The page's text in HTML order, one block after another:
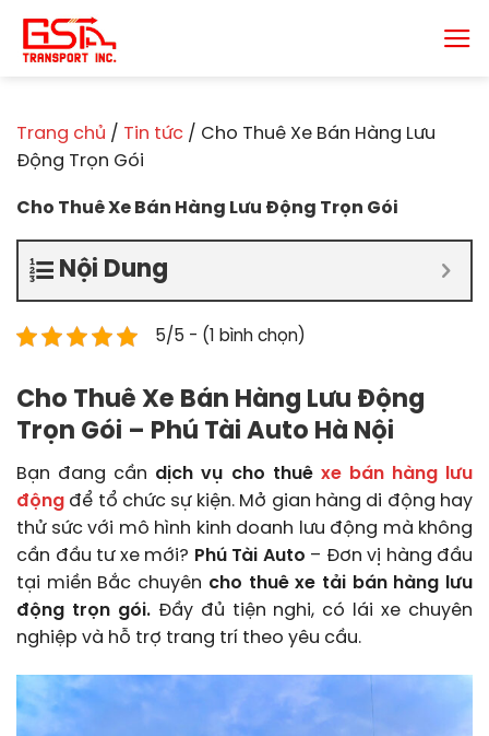
đến
nội
Trang chủ / Tin tức / Cho Thuê Xe Bán Hàng Lưu
Động Trọn Gói
Cho Thuê Xe Bán Hàng Lưu Động Trọn Gói
Nội Dung
5/5 - (1 bình chọn)
Cho Thuê Xe Bán Hàng Lưu Động
Trọn Gói – Phú Tài Auto Hà Nội
Bạn đang cần dịch vụ cho thuê xe bán hàng lưu
động để tổ chức sự kiện. Mở gian hàng di động hay
thử sức với mô hình kinh doanh lưu động mà không
cần đầu tư xe mới? Phú Tài Auto – Đơn vị hàng đầu
tại miền Bắc chuyên cho thuê xe tải bán hàng lưu
động trọn gói.Đầy đủ tiện nghi, có lái xe chuyên
nghiệp và hỗ trợ trang trí theo yêu cầu.